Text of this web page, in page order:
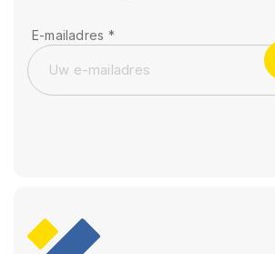
E-mailadres *